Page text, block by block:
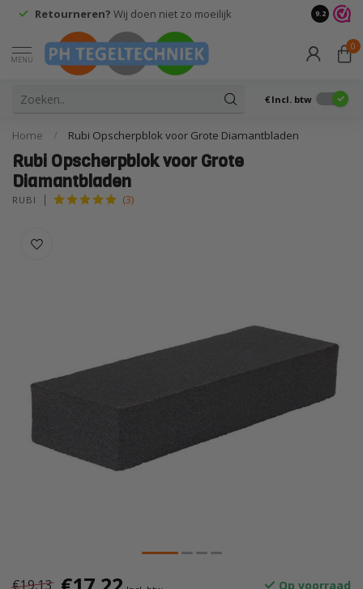
Retourneren? Wij doen niet zo moeilijk 9.2
MENU
0
€ Incl. btw
Home / Rubi Opscherpblok voor Grote Diamantbladen
Rubi Opscherpblok voor Grote
Diamantbladen
RUBI (3)
€19,13 Op voorraad